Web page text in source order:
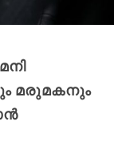
മരുമകനും